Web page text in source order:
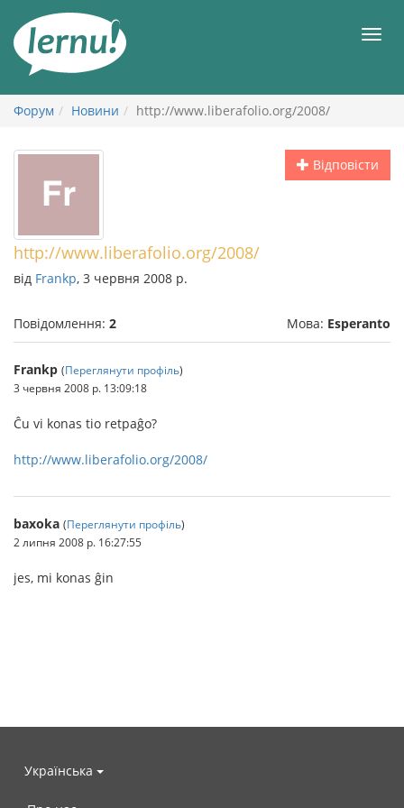
змісту
Форум Новини http://www.liberafolio.org/2008/
Відповісти
http://www.liberafolio.org/2008/
від Frankp, 3 червня 2008 р.
Повідомлення: 2 Мова: Esperanto
Frankp (Переглянути профіль)
3 червня 2008 р. 13:09:18
Ĉu vi konas tio retpaĝo?
http://www.liberafolio.org/2008/
baxoka (Переглянути профіль)
2 липня 2008 р. 16:27:55
jes, mi konas ĝin
Українська